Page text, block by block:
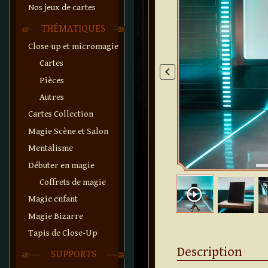
Nos jeux de cartes
THÉMATIQUES
Close-up et micromagie
Cartes
Pièces
Autres
Cartes Collection
Magie Scène et Salon
Mentalisme
Débuter en magie
Coffrets de magie
Magie enfant
Magie Bizarre
Tapis de Close-Up
SUPPORTS
keyboard_arrow_left
play_circle_outline
Description